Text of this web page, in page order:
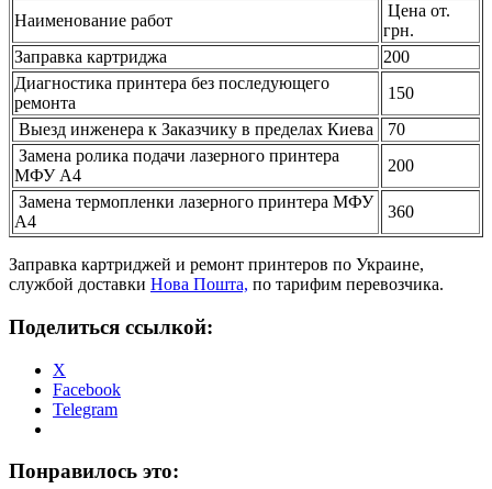
Наименование работ
Цена от.
грн.
Заправка картриджа
200
Диагностика принтера без последующего
ремонта
150
Выезд инженера к Заказчику в пределах Киева
70
Замена ролика подачи лазерного принтера
МФУ А4
200
Замена термопленки лазерного принтера МФУ
А4
360
Заправка картриджей и ремонт принтеров по Украине,
службой доставки Нова Пошта, по тарифим перевозчика.
Поделиться ссылкой:
X
Facebook
Telegram
Понравилось это: